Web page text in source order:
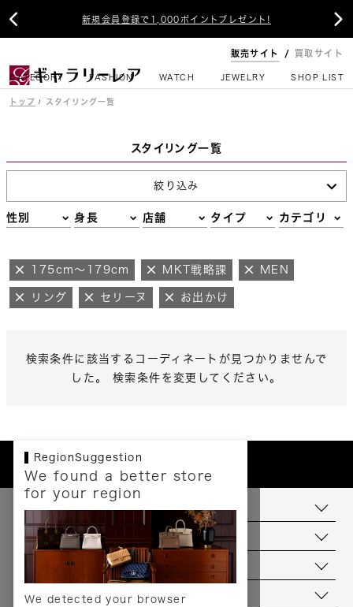
新規会員登録で1,000ポイントプレゼント!
 
販売サイト 買取サイト
CATEGORY FASHION WATCH JEWELRY SHOP LIST
トップ スタイリング一覧
スタイリング一覧
絞り込み
性別 身長 店舗 タイプ カテゴリ
175cm～179cm MKT戦略課 MEN
リング セリーヌ お出かけ
検索条件に該当するコーディネートが見つかりませんで
した。 検索条件を変更してください。
RegionSuggestion
We found a better store
for your region
We detected your browser
お支払いについて
配送について
送料について
返品について